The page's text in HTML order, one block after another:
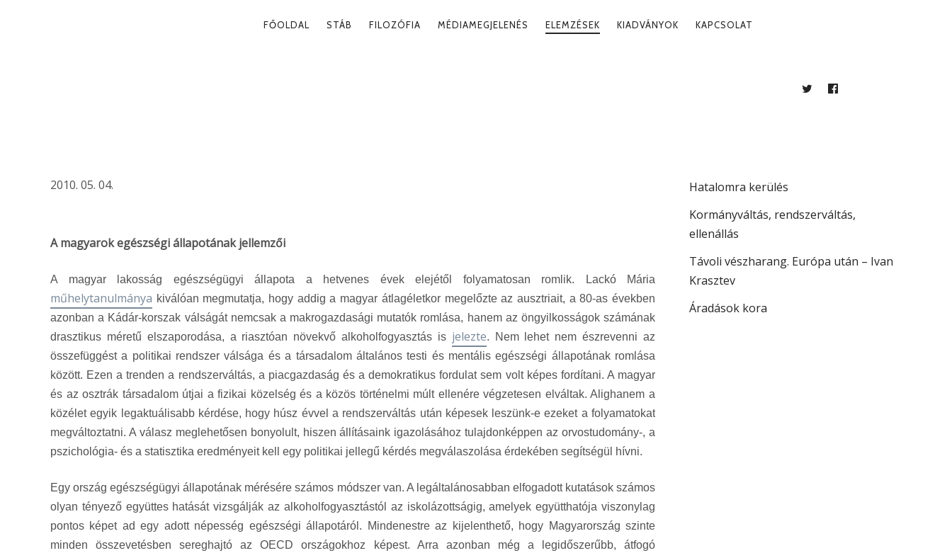
PRIMARY
FŐOLDAL STÁB FILOZÓFIA MÉDIAMEGJELENÉS ELEMZÉSEK KIADVÁNYOK KAPCSOLAT
TWITTERFACEBOOK
2010. 05. 04.
A magyarok egészségi állapotának jellemzői
A magyar lakosság egészségügyi állapota a hetvenes évek elejétől folyamatosan romlik. Lackó Mária
műhelytanulmánya kiválóan megmutatja, hogy addig a magyar átlagéletkor megelőzte az ausztriait, a 80-as években
azonban a Kádár-korszak válságát nemcsak a makrogazdasági mutatók romlása, hanem az öngyilkosságok számának
drasztikus méretű elszaporodása, a riasztóan növekvő alkoholfogyasztás is jelezte. Nem lehet nem észrevenni az
összefüggést a politikai rendszer válsága és a társadalom általános testi és mentális egészségi állapotának romlása
között. Ezen a trenden a rendszerváltás, a piacgazdaság és a demokratikus fordulat sem volt képes fordítani. A magyar
és az osztrák társadalom útjai a fizikai közelség és a közös történelmi múlt ellenére végzetesen elváltak. Alighanem a
közélet egyik legaktuálisabb kérdése, hogy húsz évvel a rendszerváltás után képesek leszünk-e ezeket a folyamatokat
megváltoztatni. A válasz meglehetősen bonyolult, hiszen állításaink igazolásához tulajdonképpen az orvostudomány-, a
pszichológia- és a statisztika eredményeit kell egy politikai jellegű kérdés megválaszolása érdekében segítségül hívni.
Egy ország egészségügyi állapotának mérésére számos módszer van. A legáltalánosabban elfogadott kutatások számos
olyan tényező együttes hatását vizsgálják az alkoholfogyasztástól az iskolázottságig, amelyek együtthatója viszonylag
pontos képet ad egy adott népesség egészségi állapotáról. Mindenestre az kijelenthető, hogy Magyarország szinte
minden összevetésben sereghajtó az OECD országokhoz képest. Arra azonban még a legidőszerűbb, átfogó
Hatalomra kerülés
Kormányváltás, rendszerváltás,
ellenállás
Távoli vészharang. Európa után – Ivan
Krasztev
Áradások kora